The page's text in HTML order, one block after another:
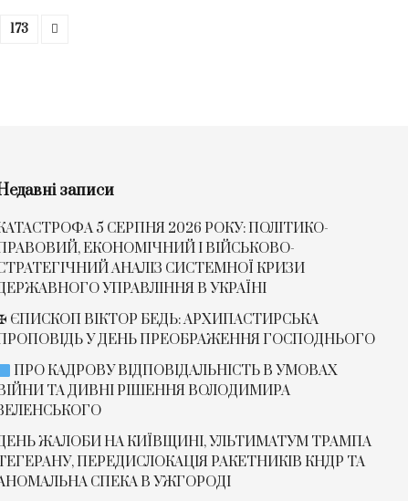
173
записи
5 СЕРПНЯ 2026 РОКУ: ПОЛІТИКО-
ЕКОНОМІЧНИЙ І ВІЙСЬКОВО-
АНАЛІЗ СИСТЕМНОЇ КРИЗИ
УПРАВЛІННЯ В УКРАЇНІ
ЄПИСКОП ВІКТОР БЕДЬ: АРХИПАСТИРСЬКА
У ДЕНЬ ПРЕОБРАЖЕННЯ ГОСПОДНЬОГО
ПРО КАДРОВУ ВІДПОВІДАЛЬНІСТЬ В УМОВАХ
ТА ДИВНІ РІШЕННЯ ВОЛОДИМИРА
ЖАЛОБИ НА КИЇВЩИНІ, УЛЬТИМАТУМ ТРАМПА
ПЕРЕДИСЛОКАЦІЯ РАКЕТНИКІВ КНДР ТА
СПЕКА В УЖГОРОДІ